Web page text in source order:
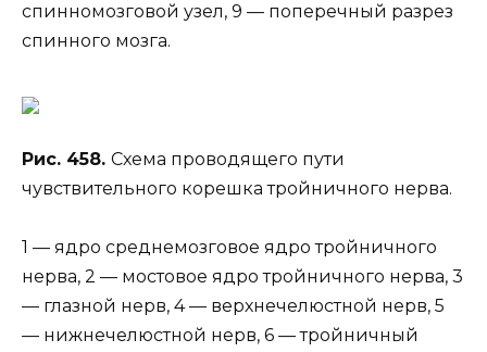
спинномозговой узел, 9 — поперечный разрез
спинного мозга.
Рис. 458. Схема проводящего пути
чувствительного корешка тройничного нерва.
1 — ядро среднемозговое ядро тройничного
нерва, 2 — мостовое ядро тройничного нерва, 3
— глазной нерв, 4 — верхнечелюстной нерв, 5
— нижнечелюстной нерв, 6 — тройничный